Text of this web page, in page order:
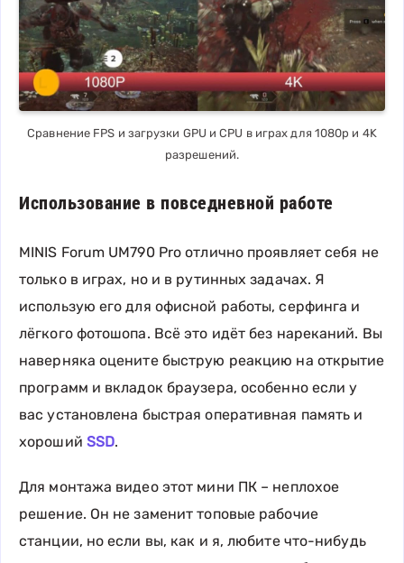
Сравнение FPS и загрузки GPU и CPU в играх для 1080p и 4K
разрешений.
Использование в повседневной работе
MINIS Forum UM790 Pro отлично проявляет себя не
только в играх, но и в рутинных задачах. Я
использую его для офисной работы, серфинга и
лёгкого фотошопа. Всё это идёт без нареканий. Вы
наверняка оцените быструю реакцию на открытие
программ и вкладок браузера, особенно если у
вас установлена быстрая оперативная память и
хороший SSD.
Для монтажа видео этот мини ПК – неплохое
решение. Он не заменит топовые рабочие
станции, но если вы, как и я, любите что-нибудь